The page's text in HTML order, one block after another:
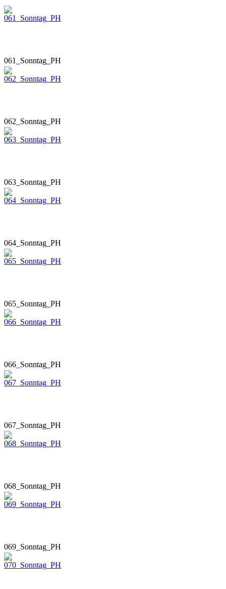
061_Sonntag_PH
062_Sonntag_PH
063_Sonntag_PH
064_Sonntag_PH
065_Sonntag_PH
066_Sonntag_PH
067_Sonntag_PH
068_Sonntag_PH
069_Sonntag_PH